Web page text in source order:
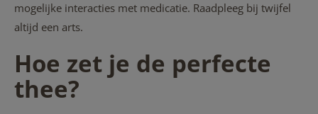
mogelijke interacties met medicatie. Raadpleeg bij twijfel
altijd een arts.
Hoe zet je de perfecte
thee?